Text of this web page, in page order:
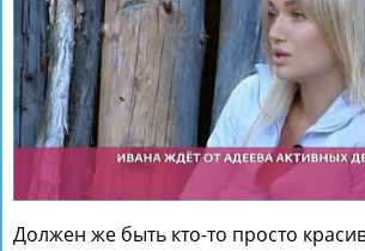
Должен же быть кто-то просто